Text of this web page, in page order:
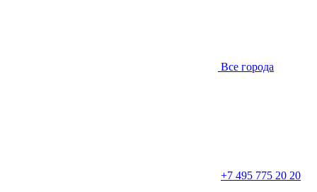
Все города
+7 495 775 20 20